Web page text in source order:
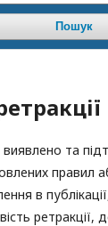
Пошук
та
правил
в
ретракції,